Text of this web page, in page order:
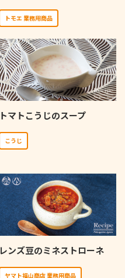
トモエ 業務用商品
トマトこうじのスープ
こうじ
レンズ豆のミネストローネ
ヤマト福山商店 業務用商品